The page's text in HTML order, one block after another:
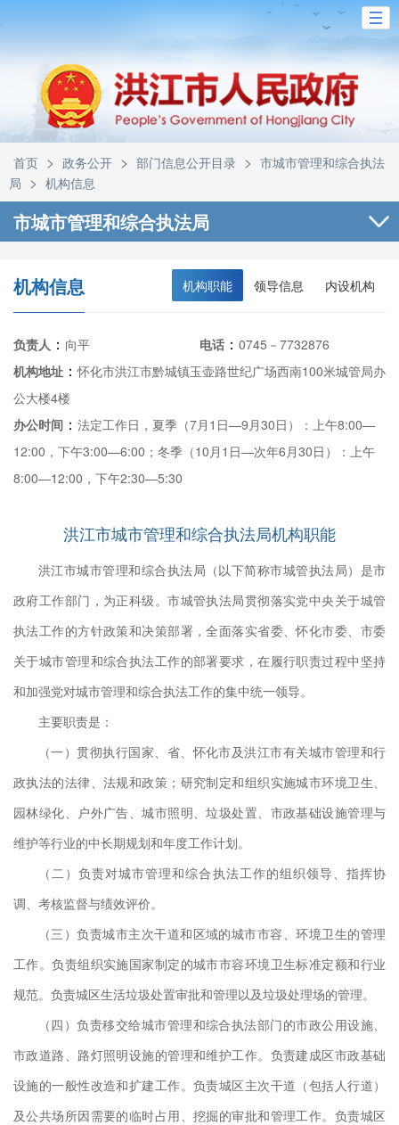
首页 > 政务公开 > 部门信息公开目录 > 市城市管理和综合执法
局 > 机构信息
市城市管理和综合执法局
机构信息 机构职能 领导信息 内设机构
负责人 ： 向平 电话 ： 0745－7732876
机构地址 ：怀化市洪江市黔城镇玉壶路世纪广场西南100米城管局办
公大楼4楼
办公时间 ： 法定工作日，夏季（7月1日—9月30日）：上午8:00—
12:00，下午3:00—6:00；冬季（10月1日—次年6月30日）：上午
8:00—12:00，下午2:30—5:30
洪江市城市管理和综合执法局机构职能
洪江市城市管理和综合执法局（以下简称市城管执法局）是市
政府工作部门，为正科级。市城管执法局贯彻落实党中央关于城管
执法工作的方针政策和决策部署，全面落实省委、怀化市委、市委
关于城市管理和综合执法工作的部署要求，在履行职责过程中坚持
和加强党对城市管理和综合执法工作的集中统一领导。
主要职责是：
（一）贯彻执行国家、省、怀化市及洪江市有关城市管理和行
政执法的法律、法规和政策；研究制定和组织实施城市环境卫生、
园林绿化、户外广告、城市照明、垃圾处置、市政基础设施管理与
维护等行业的中长期规划和年度工作计划。
（二）负责对城市管理和综合执法工作的组织领导、指挥协
调、考核监督与绩效评价。
（三）负责城市主次干道和区域的城市市容、环境卫生的管理
工作。负责组织实施国家制定的城市市容环境卫生标准定额和行业
规范。负责城区生活垃圾处置审批和管理以及垃圾处理场的管理。
（四）负责移交给城市管理和综合执法部门的市政公用设施、
市政道路、路灯照明设施的管理和维护工作。负责建成区市政基础
设施的一般性改造和扩建工作。负责城区主次干道（包括人行道）
及公共场所因需要的临时占用、挖掘的审批和管理工作。负责城区